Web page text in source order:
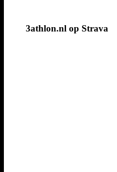
3athlon.nl op Strava